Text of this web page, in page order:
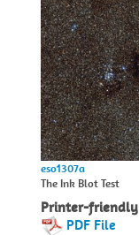
eso1307a
The Ink Blot Test
Printer-friendly
PDF File